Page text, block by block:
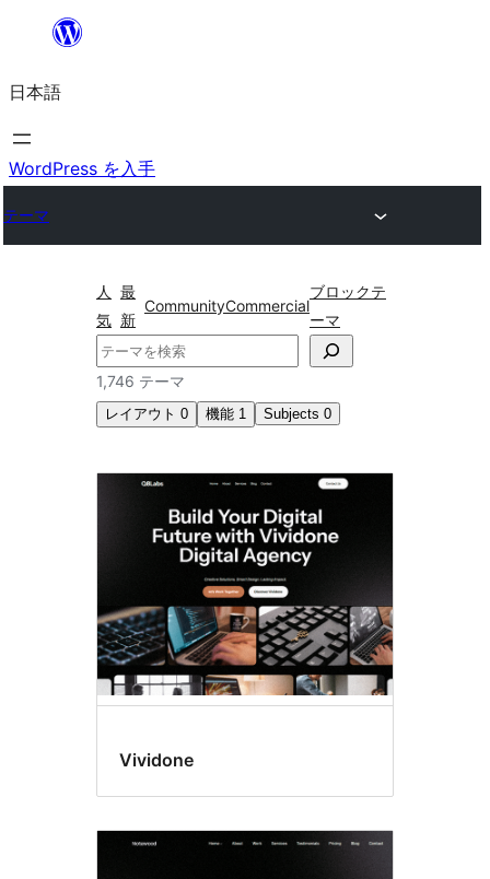
を
ス
キ
プ
日本語
WordPress を入手
テーマ
人
気
最
新
CommunityCommercial
ブロックテ
ーマ
検
索
1,746 テーマ
レイアウト 0 機能 1 Subjects 0
ー
マ
Vividone